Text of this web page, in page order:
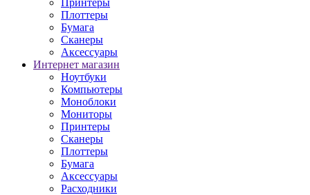
Принтеры
Плоттеры
Бумага
Сканеры
Аксессуары
Интернет магазин
Ноутбуки
Компьютеры
Моноблоки
Мониторы
Принтеры
Сканеры
Плоттеры
Бумага
Аксессуары
Расходники